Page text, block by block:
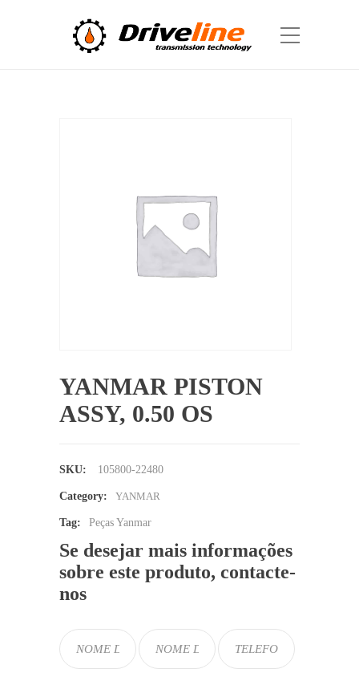
YANMAR PISTON
ASSY, 0.50 OS
SKU: 105800-22480
Category: YANMAR
Tag: Peças Yanmar
Se desejar mais informações
sobre este produto, contacte-
nos